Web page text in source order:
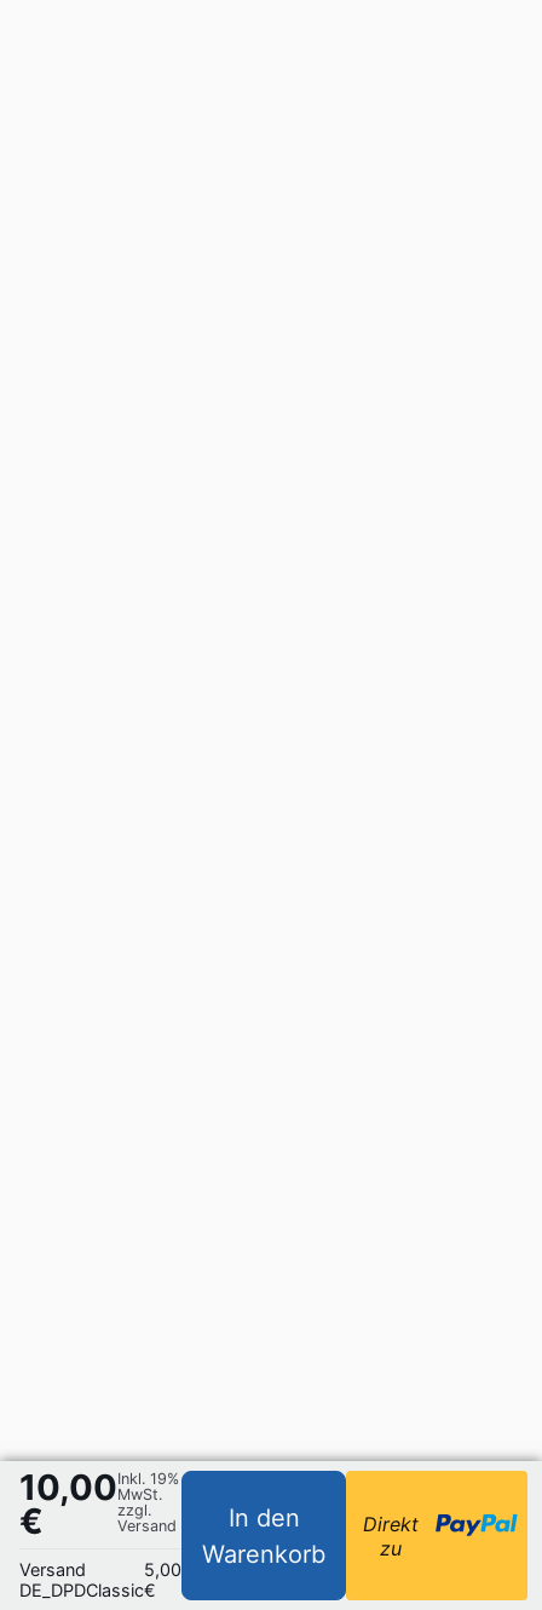
10,00
€
Inkl. 19%
MwSt.
zzgl.
Versand
Versand
DE_DPDClassic
5,00
€
In den
Warenkorb
Direkt
zu